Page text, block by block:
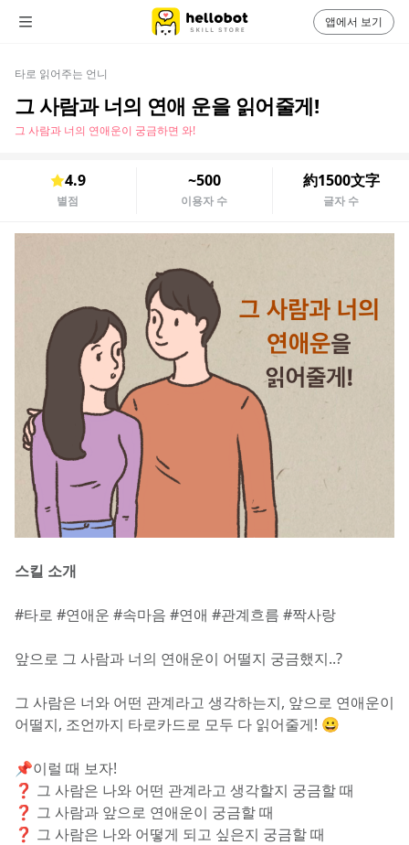
타로 읽어주는 언니
그 사람과 너의 연애 운을 읽어줄게!
그 사람과 너의 연애운이 궁금하면 와!
4.9
별점
~500
이용자 수
約1500文字
글자 수
﻿스킬 소개
#타로 #연애운 #속마음 #연애 #관계흐름 #짝사랑
앞으로 그 사람과 너의 연애운이 어떨지 궁금했지..?
그 사람은 너와 어떤 관계라고 생각하는지, 앞으로 연애운이
어떨지, 조언까지 타로카드로 모두 다 읽어줄게! 😀
📌이럴 때 보자!
❓ 그 사람은 나와 어떤 관계라고 생각할지 궁금할 때
❓ 그 사람과 앞으로 연애운이 궁금할 때
❓ 그 사람은 나와 어떻게 되고 싶은지 궁금할 때
앱에서 보기